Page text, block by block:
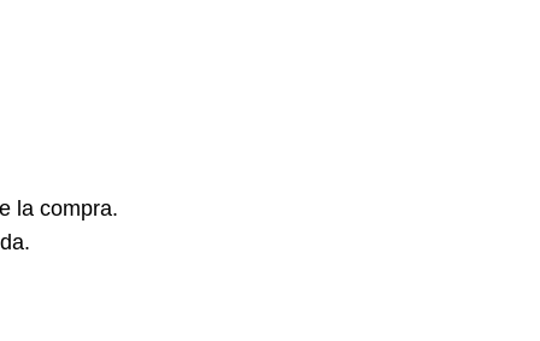
la compra.